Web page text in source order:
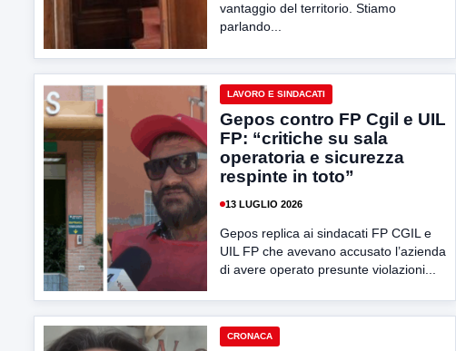
vantaggio del territorio. Stiamo
parlando...
LAVORO E SINDACATI
Gepos contro FP Cgil e UIL
FP: “critiche su sala
operatoria e sicurezza
respinte in toto”
13 LUGLIO 2026
Gepos replica ai sindacati FP CGIL e
UIL FP che avevano accusato l’azienda
di avere operato presunte violazioni...
CRONACA